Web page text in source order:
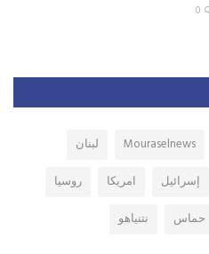
0
Mouraselnews
لبنان
إسرائيل امريكا
روسيا
حماس نتنياهو